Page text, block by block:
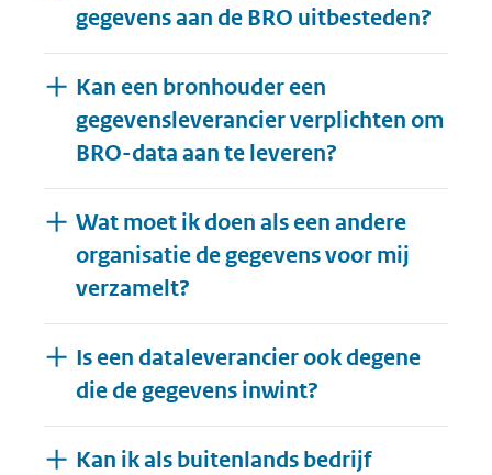
gegevens aan de BRO uitbesteden?
Kan een bronhouder een
gegevensleverancier verplichten om
BRO-data aan te leveren?
Wat moet ik doen als een andere
organisatie de gegevens voor mij
verzamelt?
Is een dataleverancier ook degene
die de gegevens inwint?
Kan ik als buitenlands bedrijf